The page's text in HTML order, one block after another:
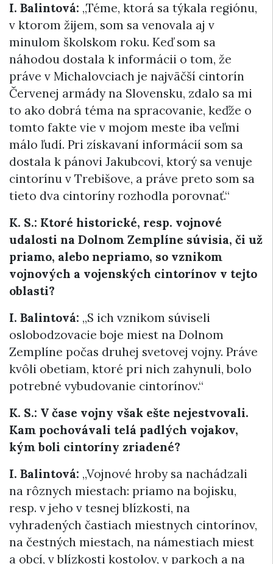
I. Balintová: „Téme, ktorá sa týkala regiónu,
v ktorom žijem, som sa venovala aj v
minulom školskom roku. Keď som sa
náhodou dostala k informácii o tom, že
práve v Michalovciach je najväčší cintorín
Červenej armády na Slovensku, zdalo sa mi
to ako dobrá téma na spracovanie, keďže o
tomto fakte vie v mojom meste iba veľmi
málo ľudí. Pri získavaní informácií som sa
dostala k pánovi Jakubcovi, ktorý sa venuje
cintorínu v Trebišove, a práve preto som sa
tieto dva cintoríny rozhodla porovnať.“
K. S.: Ktoré historické, resp. vojnové
udalosti na Dolnom Zemplíne súvisia, či už
priamo, alebo nepriamo, so vznikom
vojnových a vojenských cintorínov v tejto
oblasti?
I. Balintová: „S ich vznikom súviseli
oslobodzovacie boje miest na Dolnom
Zemplíne počas druhej svetovej vojny. Práve
kvôli obetiam, ktoré pri nich zahynuli, bolo
potrebné vybudovanie cintorínov.“
K. S.: V čase vojny však ešte nejestvovali.
Kam pochovávali telá padlých vojakov,
kým boli cintoríny zriadené?
I. Balintová: „Vojnové hroby sa nachádzali
na rôznych miestach: priamo na bojisku,
resp. v jeho v tesnej blízkosti, na
vyhradených častiach miestnych cintorínov,
na čestných miestach, na námestiach miest
a obcí, v blízkosti kostolov, v parkoch a na